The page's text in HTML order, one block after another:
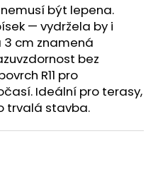
být lepena.
— vydržela by i
3 cm znamená
bez
R11 pro
Ideální pro terasy,
trvalá stavba.